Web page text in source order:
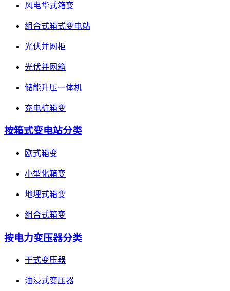
风电华式箱变
组合式箱式变电站
光伏并网柜
光伏并网箱
储能升压一体机
充电桩箱变
按箱式变电站分类
欧式箱变
小型化箱变
地埋式箱变
组合式箱变
按电力变压器分类
干式变压器
油浸式变压器